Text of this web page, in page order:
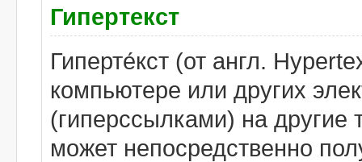
Гипертекст
Гиперте́кст (от англ.
компьютере или других
(гиперссылками) на другие
может непосредственно